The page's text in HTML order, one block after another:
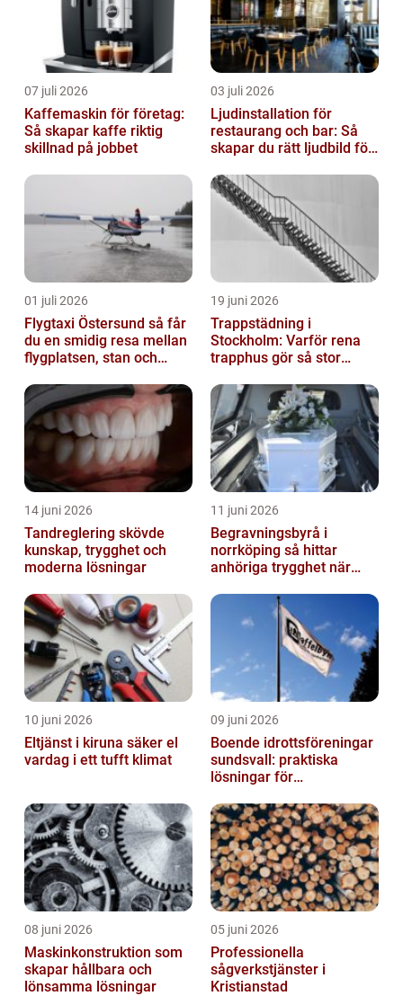
07 juli 2026
Kaffemaskin för företag:
Så skapar kaffe riktig
skillnad på jobbet
03 juli 2026
Ljudinstallation för
restaurang och bar: Så
skapar du rätt ljudbild för
01 juli 2026
Flygtaxi Östersund så får
du en smidig resa mellan
flygplatsen, stan och
19 juni 2026
Trappstädning i
Stockholm: Varför rena
trapphus gör så stor
14 juni 2026
Tandreglering skövde
kunskap, trygghet och
moderna lösningar
11 juni 2026
Begravningsbyrå i
norrköping så hittar
anhöriga trygghet när
10 juni 2026
Eltjänst i kiruna säker el
vardag i ett tufft klimat
09 juni 2026
Boende idrottsföreningar
sundsvall: praktiska
lösningar för
cuphelger
08 juni 2026
Maskinkonstruktion som
skapar hållbara och
lönsamma lösningar
05 juni 2026
Professionella
sågverkstjänster i
Kristianstad